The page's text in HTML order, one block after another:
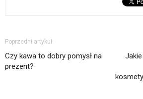
Poprzedni artykuł
Czy kawa to dobry pomysł na
prezent?